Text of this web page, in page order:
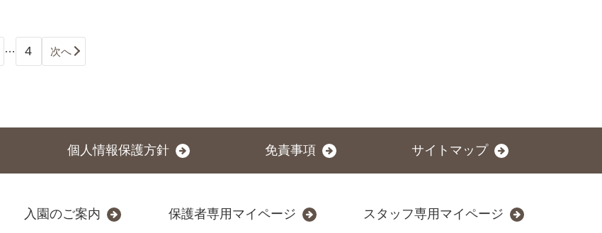
… 4 次へ
個人情報保護方針 免責事項 サイトマップ
入園のご案内 保護者専用マイページ スタッフ専用マイページ